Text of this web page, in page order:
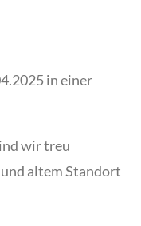
in einer
wir treu
altem Standort